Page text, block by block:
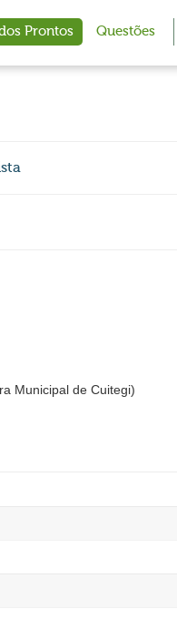
Prontos Questões
Municipal de Cuitegi)